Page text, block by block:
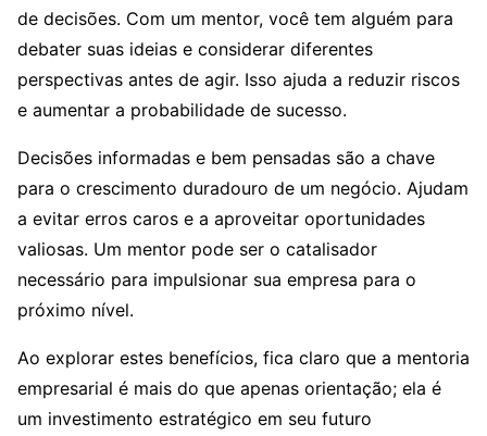
de decisões. Com um mentor, você tem alguém para
debater suas ideias e considerar diferentes
perspectivas antes de agir. Isso ajuda a reduzir riscos
e aumentar a probabilidade de sucesso.
Decisões informadas e bem pensadas são a chave
para o crescimento duradouro de um negócio. Ajudam
a evitar erros caros e a aproveitar oportunidades
valiosas. Um mentor pode ser o catalisador
necessário para impulsionar sua empresa para o
próximo nível.
Ao explorar estes benefícios, fica claro que a mentoria
empresarial é mais do que apenas orientação; ela é
um investimento estratégico em seu futuro